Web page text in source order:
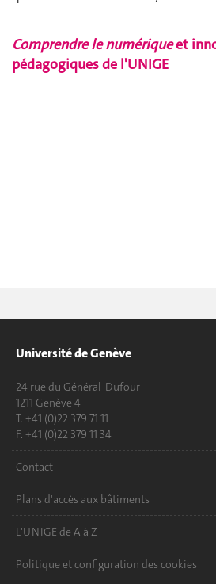
Comprendre le numériqueet
pédagogiques de l'UNIGE
Université de Genève
24 rue du Général-Dufour
1211 Genève 4
T. +41 (0)22 379 71 11
F. +41 (0)22 379 11 34
Contact
Plans d'accès aux bâtiments
L'UNIGE de A à Z
Politique et configuration des cookies